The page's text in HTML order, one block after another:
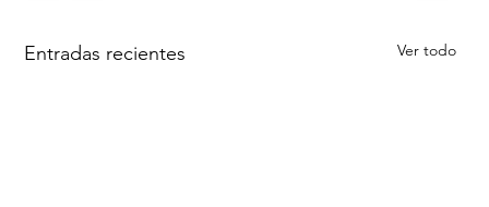
Entradas recientes Ver todo